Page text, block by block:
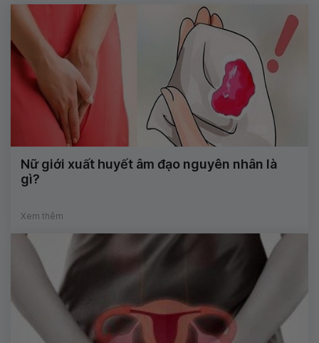
Nữ giới xuất huyết âm đạo nguyên nhân là
gì?
Xem thêm